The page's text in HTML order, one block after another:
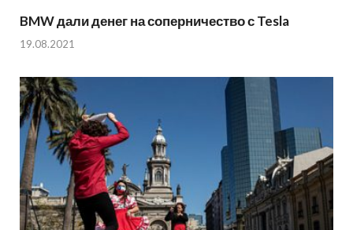
BMW дали денег на соперничество с Tesla
19.08.2021